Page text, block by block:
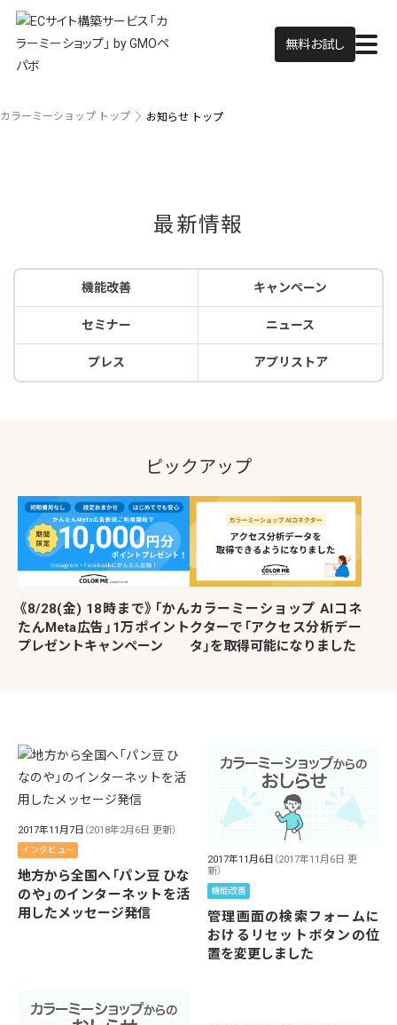
無料お試し
カラーミーショップ トップ お知らせ トップ
最新情報
機能改善 キャンペーン
セミナー ニュース
プレス アプリストア
ピックアップ
《8/28(金) 18時まで》「かん
たんMeta広告」1万ポイント
プレゼントキャンペーン
カラーミーショップ AIコネ
クターで「アクセス分析デー
タ」を取得可能になりました
2017年11月7日 （2018年2月6日 更新）
インタビュー
地方から全国へ「パン豆 ひな
のや」のインターネットを活
用したメッセージ発信
2017年11月6日 （2017年11月6日 更
新）
機能改善
管理画面の検索フォームに
おけるリセットボタンの位
置を変更しました